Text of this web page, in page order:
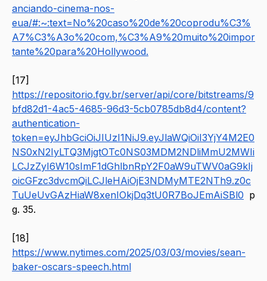
anciando-cinema-nos-
eua/#:~:text=No%20caso%20de%20coprodu%C3%
A7%C3%A3o%20com,%C3%A9%20muito%20impor
tante%20para%20Hollywood.
https://repositorio.fgv.br/server/api/core/bitstreams/9
bfd82d1-4ac5-4685-96d3-5cb0785db8d4/content?
authentication-
token=eyJhbGciOiJIUzI1NiJ9.eyJlaWQiOiI3YjY4M2E0
NS0xN2IyLTQ3MjgtOTc0NS03MDM2NDliMmU2MWIi
LCJzZyI6W10sImF1dGhlbnRpY2F0aW9uTWV0aG9kIj
oicGFzc3dvcmQiLCJleHAiOjE3NDMyMTE2NTh9.z0c
TuUeUvGAzHiaW8xenIOkjDq3tU0R7BoJEmAiSBl0 p
g. 35.
https://www.nytimes.com/2025/03/03/movies/sean-
baker-oscars-speech.html